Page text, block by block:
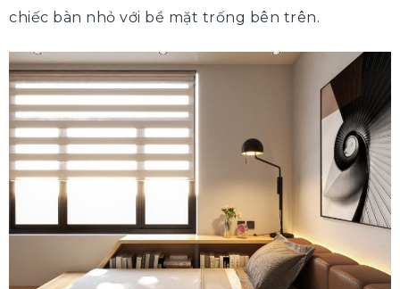
chiếc bàn nhỏ với bề mặt trống bên trên.